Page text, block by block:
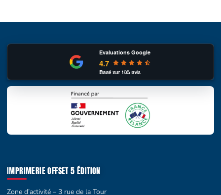
Evaluations Google
4.7
Basé sur105avis
IMPRIMERIE OFFSET 5 ÉDITION
Zone d’activité – 3 rue de la Tour